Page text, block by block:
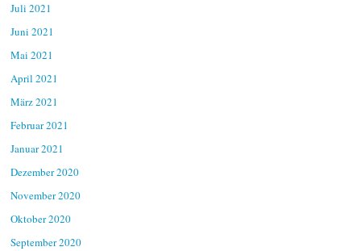
Juli 2021
Juni 2021
Mai 2021
April 2021
März 2021
Februar 2021
Januar 2021
Dezember 2020
November 2020
Oktober 2020
September 2020